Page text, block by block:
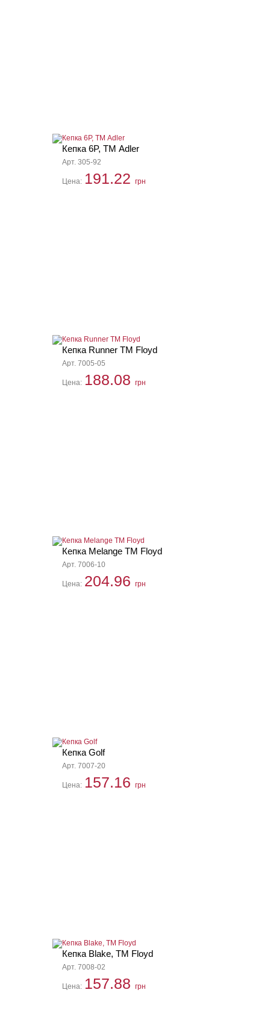
Кепка 6P, ТМ Adler
Арт. 305-92
Цена: 191.22 грн
Кепка Runner TM Floyd
Арт. 7005-05
Цена: 188.08 грн
Кепка Melange TM Floyd
Арт. 7006-10
Цена: 204.96 грн
Кепка Golf
Арт. 7007-20
Цена: 157.16 грн
Кепка Blake, TM Floyd
Арт. 7008-02
Цена: 157.88 грн